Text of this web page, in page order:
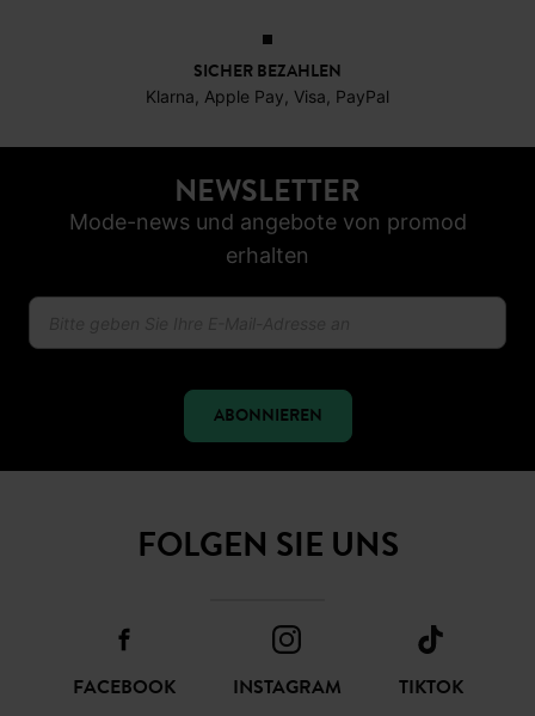
SICHER BEZAHLEN
Klarna, Apple Pay, Visa, PayPal
NEWSLETTER
Mode-news und angebote von promod
erhalten
ABONNIEREN
FOLGEN SIE UNS
FACEBOOK INSTAGRAM TIKTOK